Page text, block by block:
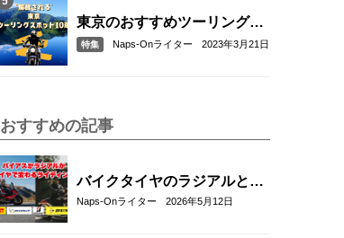
東京のおすすめツーリングス
ポット10選
特集 Naps-Onライター 2023年3月21日
おすすめの記事
バイクタイヤのラジアルとバ
イアスの違いとは？特徴・選
Naps-Onライター 2026年5月12日